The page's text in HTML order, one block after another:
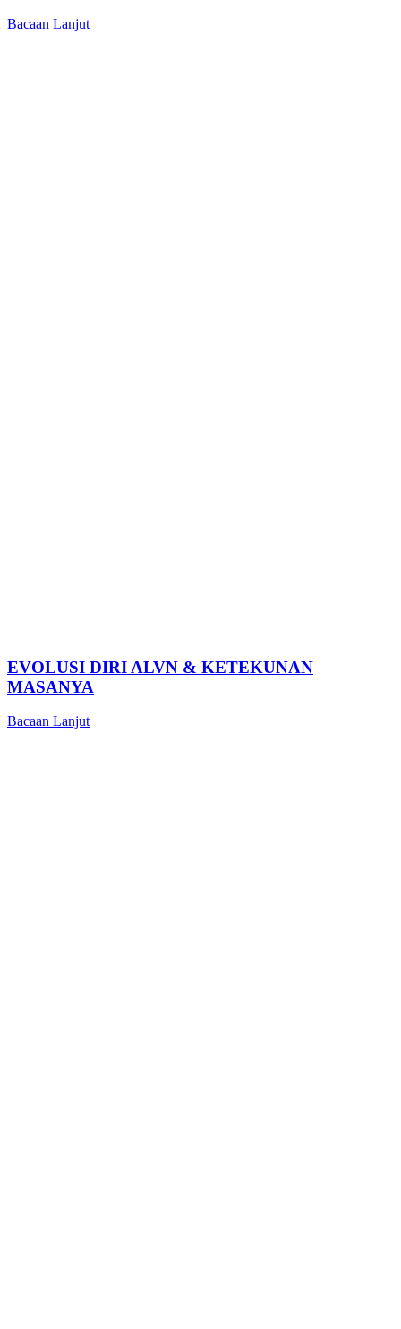
Bacaan Lanjut
EVOLUSI DIRI ALVN & KETEKUNAN
MASANYA
Bacaan Lanjut